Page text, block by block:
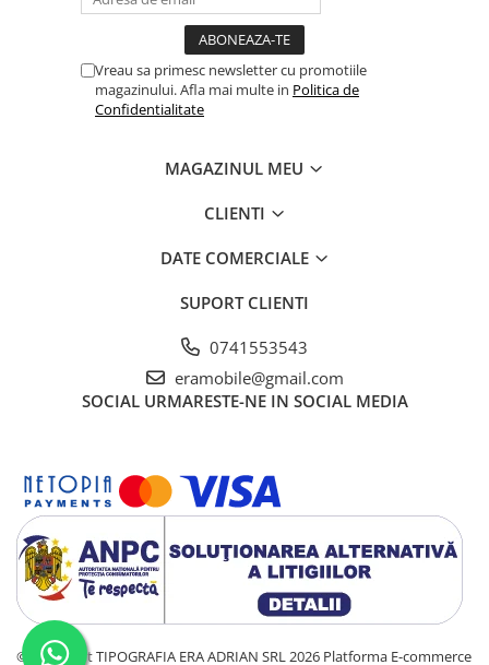
Vreau sa primesc newsletter cu promotiile
magazinului. Afla mai multe in Politica de
Confidentialitate
MAGAZINUL MEU
CLIENTI
DATE COMERCIALE
SUPORT CLIENTI
0741553543
eramobile@gmail.com
SOCIAL URMARESTE-NE IN SOCIAL MEDIA
©Copyright TIPOGRAFIA ERA ADRIAN SRL 2026 Platforma E-commerce